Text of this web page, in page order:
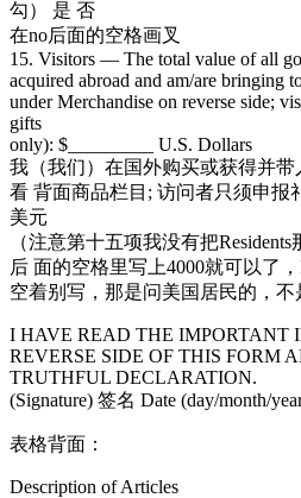
勾） 是 否
在no后面的空格画叉
15. Visitors — The total value of all
acquired abroad and am/are bringing
under Merchandise on reverse side;
gifts
only): $_________ U.S. Dollars
我（我们）在国外购买或获得并
看 背面商品栏目; 访问者只须申报
美元
（注意第十五项我没有把
后 面的空格里写上4000就可以了
空着别写，那是问美国居民的，不
I HAVE READ THE IMPORTANT
REVERSE SIDE OF THIS FORM
TRUTHFUL DECLARATION.
(Signature) 签名 Date (day/month/
表格背面：
Description of Articles